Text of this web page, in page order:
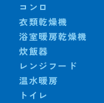
コンロ
衣類乾燥機
浴室暖房乾燥機
炊飯器
レンジフード
温水暖房
トイレ